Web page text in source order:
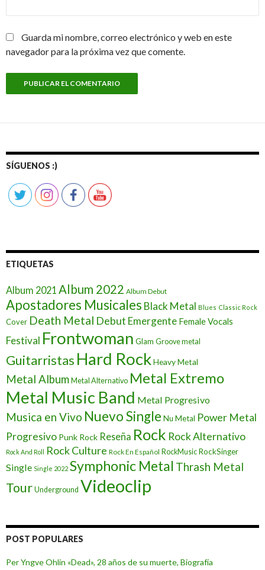
Guarda mi nombre, correo electrónico y web en este
navegador para la próxima vez que comente.
SÍGUENOS :)
ETIQUETAS
Album 2021 Album 2022 Album Debut
Apostadores Musicales Black Metal Blues Classic Rock
Cover Death Metal Debut Emergente Female Vocals
Festival Frontwoman Glam Groove metal
Guitarristas Hard RockHeavy Metal
Metal Album Metal Alternativo Metal Extremo
Metal Music Band Metal Progresivo
Musica en Vivo Nuevo Single Nu Metal Power Metal
Progresivo Punk Rock Reseña Rock Rock Alternativo
Rock And Roll Rock Culture Rock En Español RockMusic RockSinger
Single Single 2022 Symphonic Metal Thrash Metal
Tour Underground Videoclip
POST POPULARES
Per Yngve Ohlin «Dead», 28 años de su muerte, Biografía